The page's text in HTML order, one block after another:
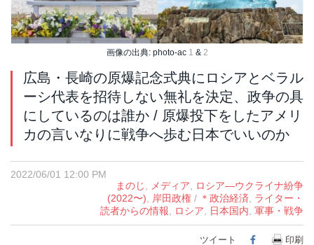
画像の出典: photo-ac 1 & 2
広島・長崎の原爆記念式典にロシアとベラル
ーシ代表を招待しない無礼を決定、政争の具
にしているのは誰か / 原爆投下をしたアメリ
カの言いなりに戦争へ歩む日本でいいのか
2022/06/01 12:00 PM
まのじ, メディア, ロシア―ウクライナ紛争
(2022〜), 岸田政権 / ＊政治経済, ライター・
読者からの情報, ロシア, 日本国内, 軍事・戦争
ツイート Facebook
印刷